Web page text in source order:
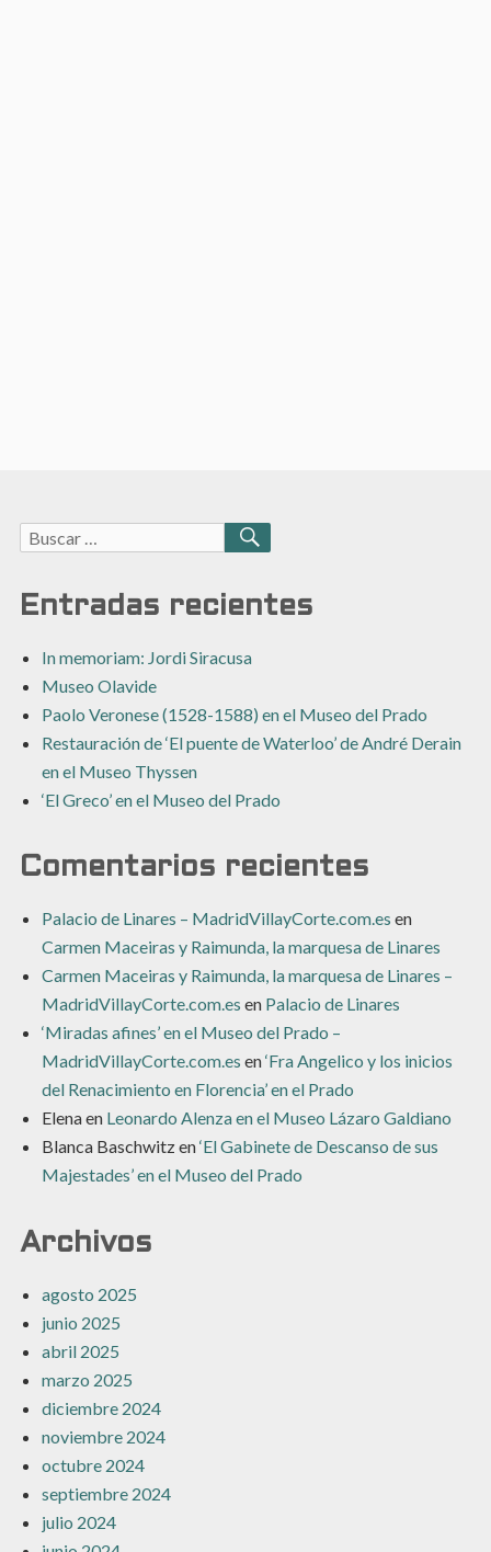
Buscar:
BUSCAR
Entradas recientes
In memoriam: Jordi Siracusa
Museo Olavide
Paolo Veronese (1528-1588) en el Museo del Prado
Restauración de ‘El puente de Waterloo’ de André Derain
en el Museo Thyssen
‘El Greco’ en el Museo del Prado
Comentarios recientes
Palacio de Linares – MadridVillayCorte.com.es en
Carmen Maceiras y Raimunda, la marquesa de Linares
Carmen Maceiras y Raimunda, la marquesa de Linares –
MadridVillayCorte.com.es en Palacio de Linares
‘Miradas afines’ en el Museo del Prado –
MadridVillayCorte.com.es en‘Fra Angelico y los inicios
del Renacimiento en Florencia’ en el Prado
Elenaen Leonardo Alenza en el Museo Lázaro Galdiano
Blanca Baschwitzen‘El Gabinete de Descanso de sus
Majestades’ en el Museo del Prado
Archivos
agosto 2025
junio 2025
abril 2025
marzo 2025
diciembre 2024
noviembre 2024
octubre 2024
septiembre 2024
julio 2024